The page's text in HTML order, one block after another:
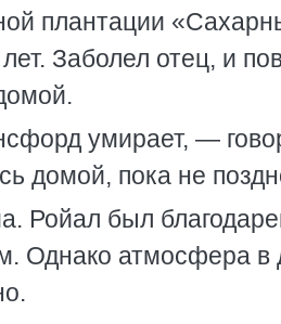
плантации
Заболел отец, и
умирает, —
домой, пока не
Ройал был
Однако атмосфера